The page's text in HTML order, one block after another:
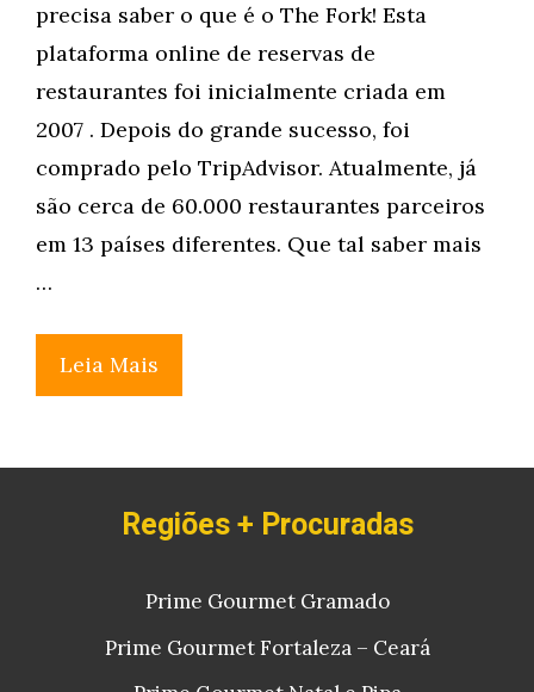
precisa saber o que é o The Fork! Esta
plataforma online de reservas de
restaurantes foi inicialmente criada em
2007 . Depois do grande sucesso, foi
comprado pelo TripAdvisor. Atualmente, já
são cerca de 60.000 restaurantes parceiros
em 13 países diferentes. Que tal saber mais
…
Leia Mais
Regiões + Procuradas
Prime Gourmet Gramado
Prime Gourmet Fortaleza – Ceará